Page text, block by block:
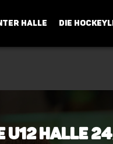
HALLE DIE
Halle